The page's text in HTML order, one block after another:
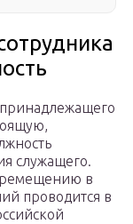
служащего.
в
проводится в